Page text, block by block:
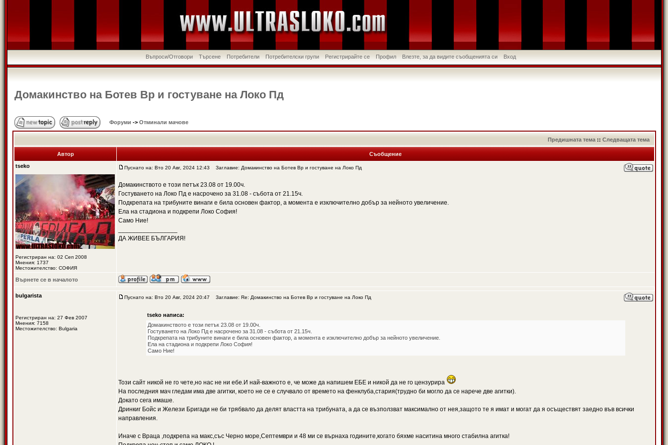
Въпроси/Отговори Търсене Потребители Потребителски групи Регистрирайте се Профил Влезте, за да видите съобщенията си Вход
Домакинство на Ботев Вр и гостуване на Локо Пд
Форуми -> Отминали мачове
Предишната тема :: Следващата тема
Автор
Съобщение
tseko
Регистриран на: 02 Сеп 2008
Мнения: 1737
Местожителство: СОФИЯ
Пуснато на: Вто 20 Авг, 2024 12:43 Заглавие: Домакинство на Ботев Вр и гостуване на Локо Пд
Домакинството е този петък 23.08 от 19.00ч.
Гостуването на Локо Пд е насрочено за 31.08 - събота от 21.15ч.
Подкрепата на трибуните винаги е била основен фактор, а момента е изключително добър за нейното увеличение.
Ела на стадиона и подкрепи Локо София!
Само Ние!
ДА ЖИВЕЕ БЪЛГАРИЯ!
Върнете се в началото
bulgarista
Регистриран на: 27 Фев 2007
Мнения: 7158
Местожителство: Bulgaria
Пуснато на: Вто 20 Авг, 2024 20:47 Заглавие: Re: Домакинство на Ботев Вр и гостуване на Локо Пд
tseko написа:
Домакинството е този петък 23.08 от 19.00ч.
Гостуването на Локо Пд е насрочено за 31.08 - събота от 21.15ч.
Подкрепата на трибуните винаги е била основен фактор, а момента е изключително добър за нейното увеличение.
Ела на стадиона и подкрепи Локо София!
Само Ние!
Този сайт никой не го чете,но нас не ни ебе.И най-важното е, че може да напишем ЕБЕ и никой да не го цензурира
На последния мач гледам има две агитки, което не се е случвало от времето на фенклуба,стария(трудно би могло да се нарече две агитки).
Докато сега имаше.
Дринкиг Бойс и Желези Бригади не би трябвало да делят властта на трибуната, а да се възползват максимално от нея,защото те я имат и могат да я осъществят заедно във всички
направления.
Иначе с Враца ,подкрепа на макс,със Черно море,Септември и 48 ми се върнаха годините,когато бяхме наситина много стабилна агитка!